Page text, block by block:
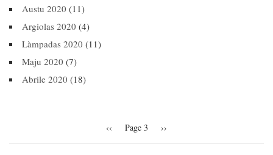
Austu 2020 (11)
Argiolas 2020 (4)
Làmpadas 2020 (11)
Maju 2020 (7)
Abrile 2020 (18)
Previous
‹‹ Page 3 Next
››